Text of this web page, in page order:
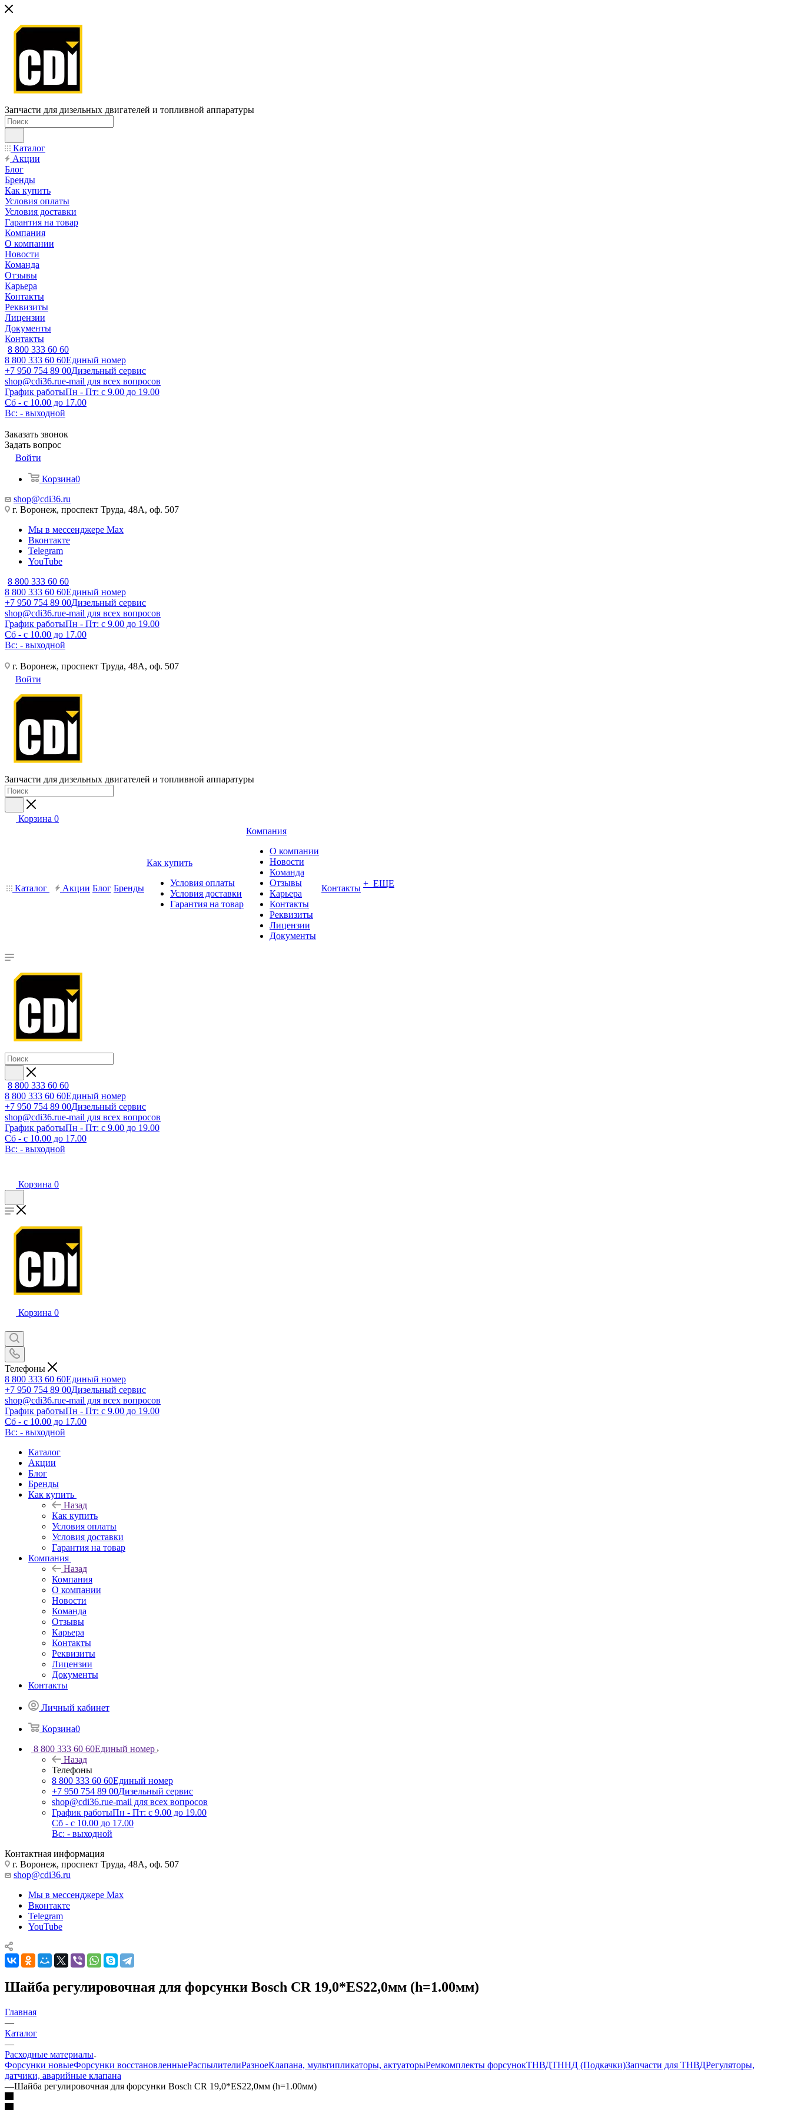
Запчасти для дизельных двигателей и топливной аппаратуры
Каталог
Акции
Блог
Бренды
Как купить
Условия оплаты
Условия доставки
Гарантия на товар
Компания
О компании
Новости
Команда
Отзывы
Карьера
Контакты
Реквизиты
Лицензии
Документы
Контакты
8 800 333 60 60
8 800 333 60 60Единый номер
+7 950 754 89 00Дизельный сервис
shop@cdi36.rue-mail для всех вопросов
График работыПн - Пт: с 9.00 до 19.00
Сб - с 10.00 до 17.00
Вс: - выходной
Заказать звонок
Задать вопрос
Войти
Корзина0
shop@cdi36.ru
г. Воронеж, проспект Труда, 48А, оф. 507
Мы в мессенджере Max
Вконтакте
Telegram
YouTube
8 800 333 60 60
8 800 333 60 60Единый номер
+7 950 754 89 00Дизельный сервис
shop@cdi36.rue-mail для всех вопросов
График работыПн - Пт: с 9.00 до 19.00
Сб - с 10.00 до 17.00
Вс: - выходной
г. Воронеж, проспект Труда, 48А, оф. 507
Войти
Запчасти для дизельных двигателей и топливной аппаратуры
Корзина 0
Каталог Акции Блог Бренды
Как купить
Условия оплаты
Условия доставки
Гарантия на товар
Компания
О компании
Новости
Команда
Отзывы
Карьера
Контакты
Реквизиты
Лицензии
Документы
Контакты + ЕЩЕ
8 800 333 60 60
8 800 333 60 60Единый номер
+7 950 754 89 00Дизельный сервис
shop@cdi36.rue-mail для всех вопросов
График работыПн - Пт: с 9.00 до 19.00
Сб - с 10.00 до 17.00
Вс: - выходной
Корзина 0
Корзина 0
Телефоны
8 800 333 60 60Единый номер
+7 950 754 89 00Дизельный сервис
shop@cdi36.rue-mail для всех вопросов
График работыПн - Пт: с 9.00 до 19.00
Сб - с 10.00 до 17.00
Вс: - выходной
Каталог
Акции
Блог
Бренды
Как купить
Назад
Как купить
Условия оплаты
Условия доставки
Гарантия на товар
Компания
Назад
Компания
О компании
Новости
Команда
Отзывы
Карьера
Контакты
Реквизиты
Лицензии
Документы
Контакты
Личный кабинет
Корзина0
8 800 333 60 60Единый номер
Назад
Телефоны
8 800 333 60 60Единый номер
+7 950 754 89 00Дизельный сервис
shop@cdi36.rue-mail для всех вопросов
График работыПн - Пт: с 9.00 до 19.00
Сб - с 10.00 до 17.00
Вс: - выходной
Контактная информация
г. Воронеж, проспект Труда, 48А, оф. 507
shop@cdi36.ru
Мы в мессенджере Max
Вконтакте
Telegram
YouTube
Шайба регулировочная для форсунки Bosch CR 19,0*ES22,0мм (h=1.00мм)
Главная
—
Каталог
—
Расходные материалы
Форсунки новыеФорсунки восстановленныеРаспылителиРазноеКлапана, мультипликаторы, актуаторыРемкомплекты форсунокТНВДТННД (Подкачки)Запчасти для ТНВДРегуляторы,
датчики, аварийные клапана
—Шайба регулировочная для форсунки Bosch CR 19,0*ES22,0мм (h=1.00мм)